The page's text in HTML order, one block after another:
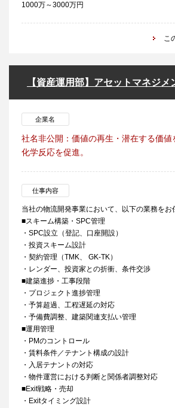
1000万～3000万円
こ
【資産運用部】アセットマネジメ
企業名
社名非公開：価値の再生・潜在する価値
化学反応を促進。
仕事内容
当社の物流開発事業において、以下の業務をお
■スキーム構築・SPC管理
・SPC設立（登記、口座開設）
・投資スキーム設計
・契約管理（TMK、 GK-TK）
・レンダー、投資家との折衝、条件交渉
■建築進捗・工事段階
・プロジェクト進捗管理
・予算超過、工程遅延の対応
・予備費調整、建築関連支払い管理
■運用管理
・PMのコントロール
・賃料条件／テナント構成の設計
・入居テナントの対応
・物件運営における判断と関係者調整対応
■Exit戦略・売却
・Exitタイミング設計